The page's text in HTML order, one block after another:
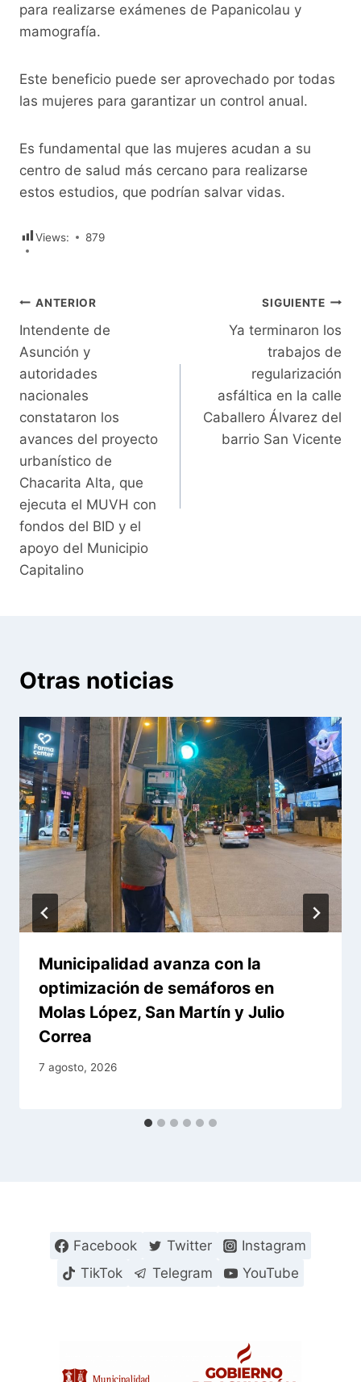
para realizarse exámenes de Papanicolau y
mamografía.
Este beneficio puede ser aprovechado por todas
las mujeres para garantizar un control anual.
Es fundamental que las mujeres acudan a su
centro de salud más cercano para realizarse
estos estudios, que podrían salvar vidas.
Views: 879
Navegación
de
entradas
ANTERIOR
Intendente de
Asunción y
autoridades
nacionales
constataron los
avances del proyecto
urbanístico de
Chacarita Alta, que
ejecuta el MUVH con
fondos del BID y el
apoyo del Municipio
Capitalino
SIGUIENTE
Ya terminaron los
trabajos de
regularización
asfáltica en la calle
Caballero Álvarez del
barrio San Vicente
Otras noticias
Municipalidad avanza con la
optimización de semáforos en
Molas López, San Martín y Julio
Correa
7 agosto, 2026
Facebook Twitter
Instagram
TikTok
Telegram YouTube